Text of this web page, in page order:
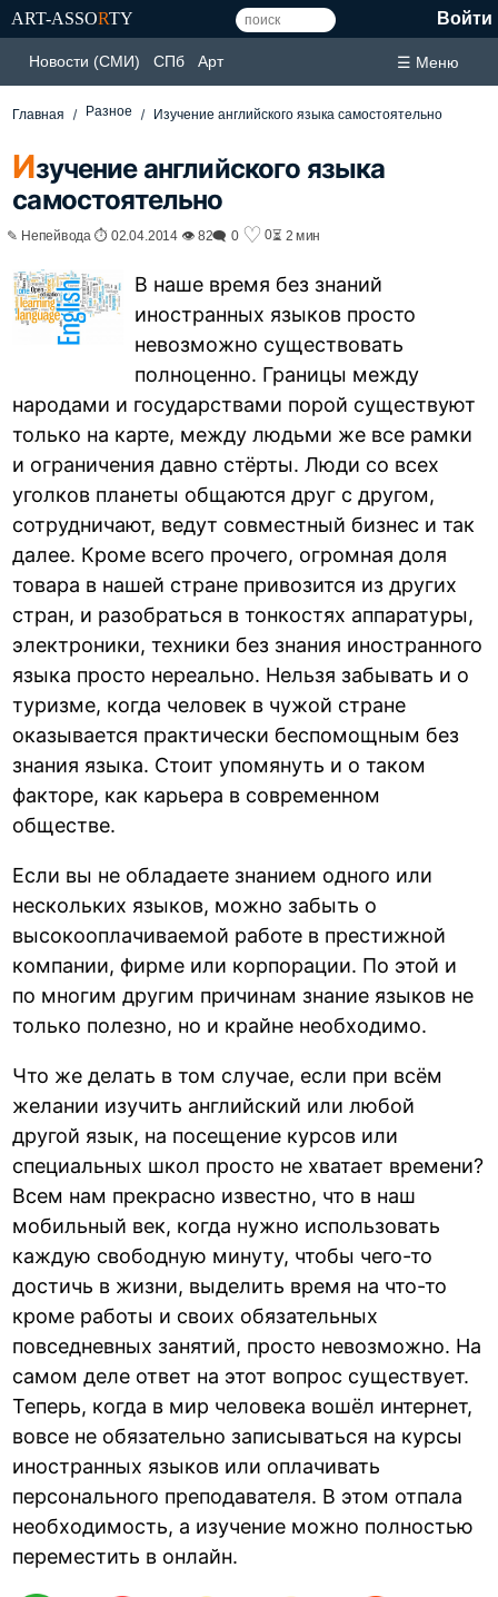
ART-ASSORTY Войти
Новости (СМИ) СПб Арт ☰ Меню
Главная Разное Изучение английского языка самостоятельно
Изучение английского языка
самостоятельно
✎ Непейвода ⏱ 02.04.2014 👁 82🗨 0 ♡ 0⏳ 2 мин
В наше время без знаний
иностранных языков просто
невозможно существовать
полноценно. Границы между
народами и государствами порой существуют
только на карте, между людьми же все рамки
и ограничения давно стёрты. Люди со всех
уголков планеты общаются друг с другом,
сотрудничают, ведут совместный бизнес и так
далее. Кроме всего прочего, огромная доля
товара в нашей стране привозится из других
стран, и разобраться в тонкостях аппаратуры,
электроники, техники без знания иностранного
языка просто нереально. Нельзя забывать и о
туризме, когда человек в чужой стране
оказывается практически беспомощным без
знания языка. Стоит упомянуть и о таком
факторе, как карьера в современном
обществе.
Если вы не обладаете знанием одного или
нескольких языков, можно забыть о
высокооплачиваемой работе в престижной
компании, фирме или корпорации. По этой и
по многим другим причинам знание языков не
только полезно, но и крайне необходимо.
Что же делать в том случае, если при всём
желании изучить английский или любой
другой язык, на посещение курсов или
специальных школ просто не хватает времени?
Всем нам прекрасно известно, что в наш
мобильный век, когда нужно использовать
каждую свободную минуту, чтобы чего-то
достичь в жизни, выделить время на что-то
кроме работы и своих обязательных
повседневных занятий, просто невозможно. На
самом деле ответ на этот вопрос существует.
Теперь, когда в мир человека вошёл интернет,
вовсе не обязательно записываться на курсы
иностранных языков или оплачивать
персонального преподавателя. В этом отпала
необходимость, а изучение можно полностью
переместить в онлайн.